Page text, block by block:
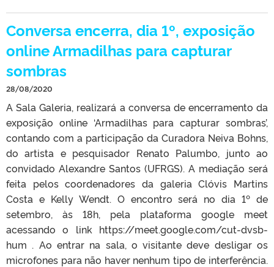
Conversa encerra, dia 1º, exposição
online Armadilhas para capturar
sombras
28/08/2020
A Sala Galeria, realizará a conversa de encerramento da
exposição online ‘Armadilhas para capturar sombras’,
contando com a participação da Curadora Neiva Bohns,
do artista e pesquisador Renato Palumbo, junto ao
convidado Alexandre Santos (UFRGS). A mediação será
feita pelos coordenadores da galeria Clóvis Martins
Costa e Kelly Wendt. O encontro será no dia 1º de
setembro, às 18h, pela plataforma google meet
acessando o link https://meet.google.com/cut-dvsb-
hum . Ao entrar na sala, o visitante deve desligar os
microfones para não haver nenhum tipo de interferência.